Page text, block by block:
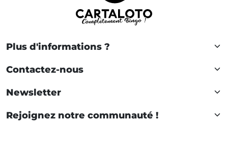
Plus d'informations ?
Contactez-nous
Newsletter
Rejoignez notre communauté !